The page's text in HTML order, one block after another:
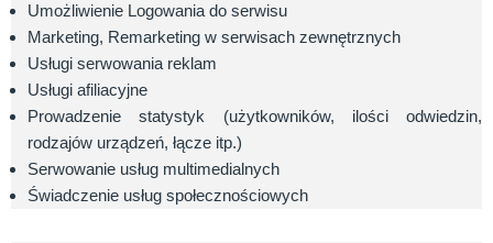
Umożliwienie Logowania do serwisu
Marketing, Remarketing w serwisach zewnętrznych
Usługi serwowania reklam
Usługi afiliacyjne
Prowadzenie statystyk (użytkowników, ilości odwiedzin,
rodzajów urządzeń, łącze itp.)
Serwowanie usług multimedialnych
Świadczenie usług społecznościowych